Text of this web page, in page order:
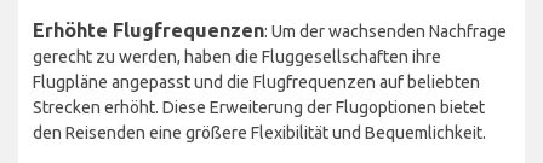
Erhöhte Flugfrequenzen: Um der wachsenden Nachfrage
gerecht zu werden, haben die Fluggesellschaften ihre
Flugpläne angepasst und die Flugfrequenzen auf beliebten
Strecken erhöht. Diese Erweiterung der Flugoptionen bietet
den Reisenden eine größere Flexibilität und Bequemlichkeit.